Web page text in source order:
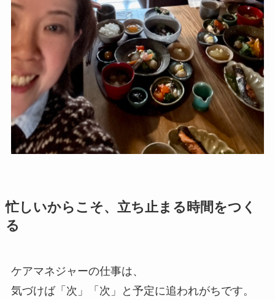
忙しいからこそ、立ち止まる時間をつく
る
ケアマネジャーの仕事は、
気づけば「次」「次」と予定に追われがちです。